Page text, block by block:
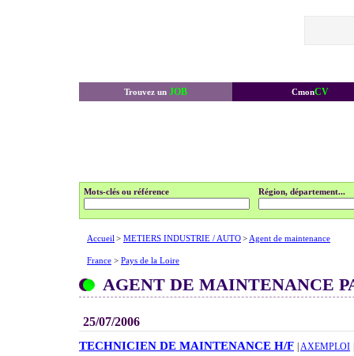
Trouvez un JOB CmonCV
Mots-clés ou référence Région, département...
Accueil > METIERS INDUSTRIE / AUTO> Agent de maintenance
France > Pays de la Loire
AGENT DE MAINTENANCE
25/07/2006
TECHNICIEN DE MAINTENANCE H/F AXEMPLOI